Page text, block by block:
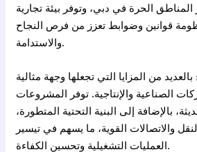
المناطق الحرة في دبي، وتوفر بيئة تجارية
قوانين وضوابط تعزز من فرص النجاح
والاستدامة.
بالعديد من المزايا التي تجعلها وجهة مثالية
الصناعية والإنتاجية. توفر المشروعات
بالإضافة إلى البنية التحتية المتطورة،
والاتصالات القوية، ما يسهم في تيسير
العمليات التشغيلية وتحسين الكفاءة.